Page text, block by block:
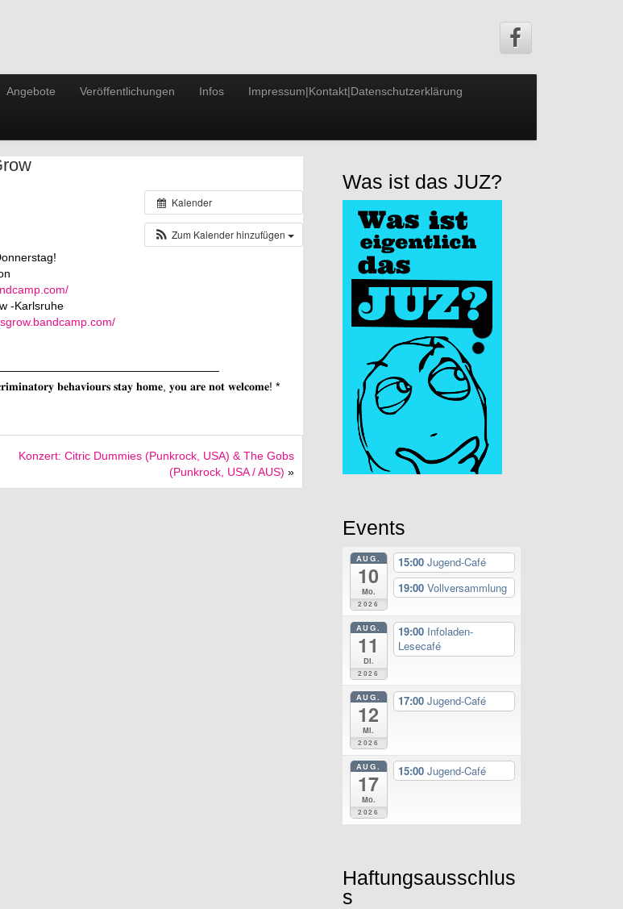
Angebote Veröffentlichungen Infos Impressum|Kontakt|Datenschutzerklärung
Kalender
Zum Kalender hinzufügen
-Karlsruhe
𝐛𝐞𝐡𝐚𝐯𝐢𝐨𝐮𝐫𝐬 𝐬𝐭𝐚𝐲 𝐡𝐨𝐦𝐞, 𝐲𝐨𝐮 𝐚𝐫𝐞 𝐧𝐨𝐭 𝐰𝐞𝐥𝐜𝐨𝐦𝐞! *
Konzert: Citric Dummies (Punkrock, USA) & The Gobs
(Punkrock, USA / AUS) »
Was ist das JUZ?
Events
AUG.
10
Mo.
2026
15:00 Jugend-Café
19:00 Vollversammlung
AUG.
11
Di.
2026
19:00 Infoladen-
Lesecafé
AUG.
12
Mi.
2026
17:00 Jugend-Café
AUG.
17
Mo.
2026
15:00 Jugend-Café
Haftungsausschlus
s